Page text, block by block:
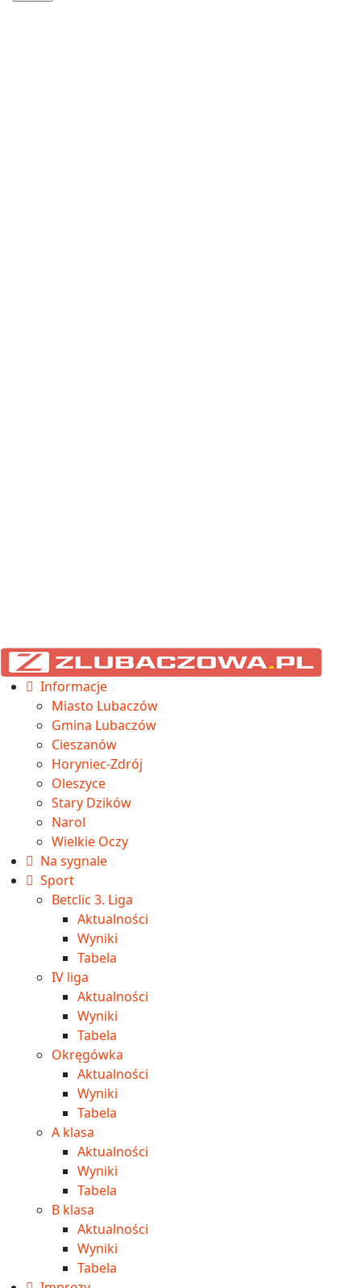
Informacje
Miasto Lubaczów
Gmina Lubaczów
Cieszanów
Horyniec-Zdrój
Oleszyce
Stary Dzików
Narol
Wielkie Oczy
Na sygnale
Sport
Betclic 3. Liga
Aktualności
Wyniki
Tabela
IV liga
Aktualności
Wyniki
Tabela
Okręgówka
Aktualności
Wyniki
Tabela
A klasa
Aktualności
Wyniki
Tabela
B klasa
Aktualności
Wyniki
Tabela